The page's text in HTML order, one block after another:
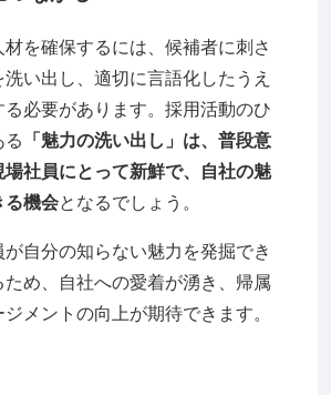
材を確保するには、候補者に刺さ
い出し、適切に言語化したうえ
る必要があります。採用活動のひ
る
「魅力の洗い出し」は、普段意
社員にとって新鮮で、自社の魅
る機会となるでしょう。
が自分の知らない魅力を発掘でき
ため、自社への愛着が湧き、帰属
メントの向上が期待できます。